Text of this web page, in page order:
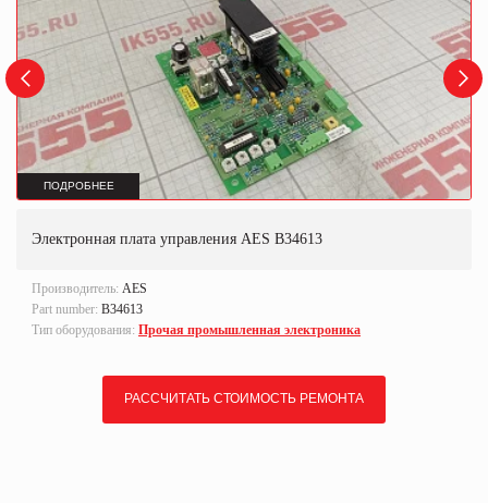
ПОДРОБНЕЕ
Электронная плата управления AES B34613
Производитель: AES
Part number: B34613
Тип оборудования: Прочая промышленная электроника
РАССЧИТАТЬ СТОИМОСТЬ РЕМОНТА